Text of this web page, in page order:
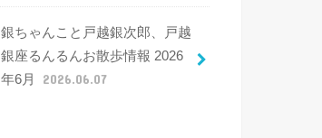
銀ちゃんこと戸越銀次郎、戸越
銀座るんるんお散歩情報 2026
年6月
2026.06.07